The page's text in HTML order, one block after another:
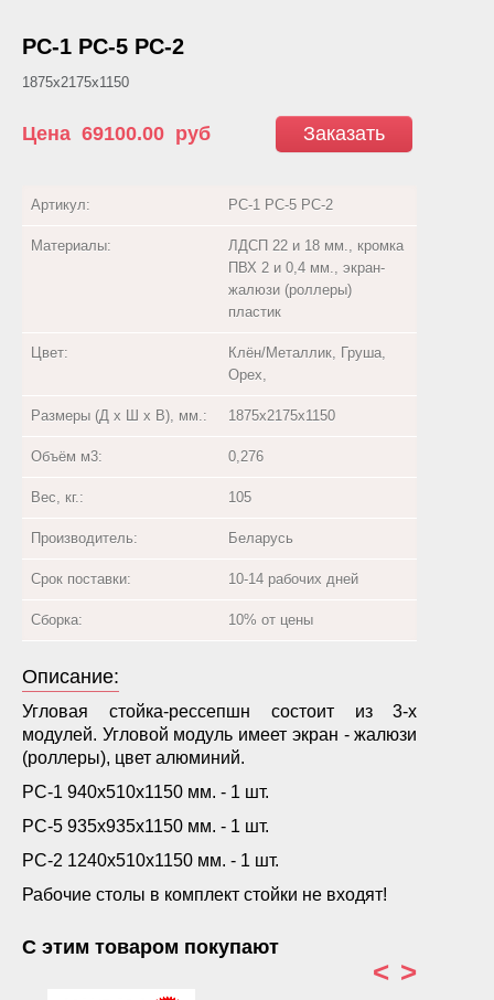
РС-1 РС-5 РС-2
1875х2175х1150
Заказать
Цена 69100.00 руб
Артикул: РС-1 РС-5 РС-2
Материалы:
ЛДСП 22 и 18 мм., кромка
ПВХ 2 и 0,4 мм., экран-
жалюзи (роллеры)
пластик
Цвет:
Клён/Металлик, Груша,
Орех,
Размеры (Д х Ш х В), мм.: 1875х2175х1150
Объём м3: 0,276
Вес, кг.: 105
Производитель: Беларусь
Срок поставки: 10-14 рабочих дней
Сборка: 10% от цены
Описание:
Угловая стойка-рессепшн состоит из 3-х
модулей. Угловой модуль имеет экран - жалюзи
(роллеры), цвет алюминий.
РС-1 940х510х1150 мм. - 1 шт.
РС-5 935х935х1150 мм. - 1 шт.
РС-2 1240х510х1150 мм. - 1 шт.
Рабочие столы в комплект стойки не входят!
С этим товаром покупают
< >